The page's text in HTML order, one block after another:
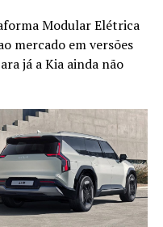
Modular Elétrica
mercado em versões
já a Kia ainda não